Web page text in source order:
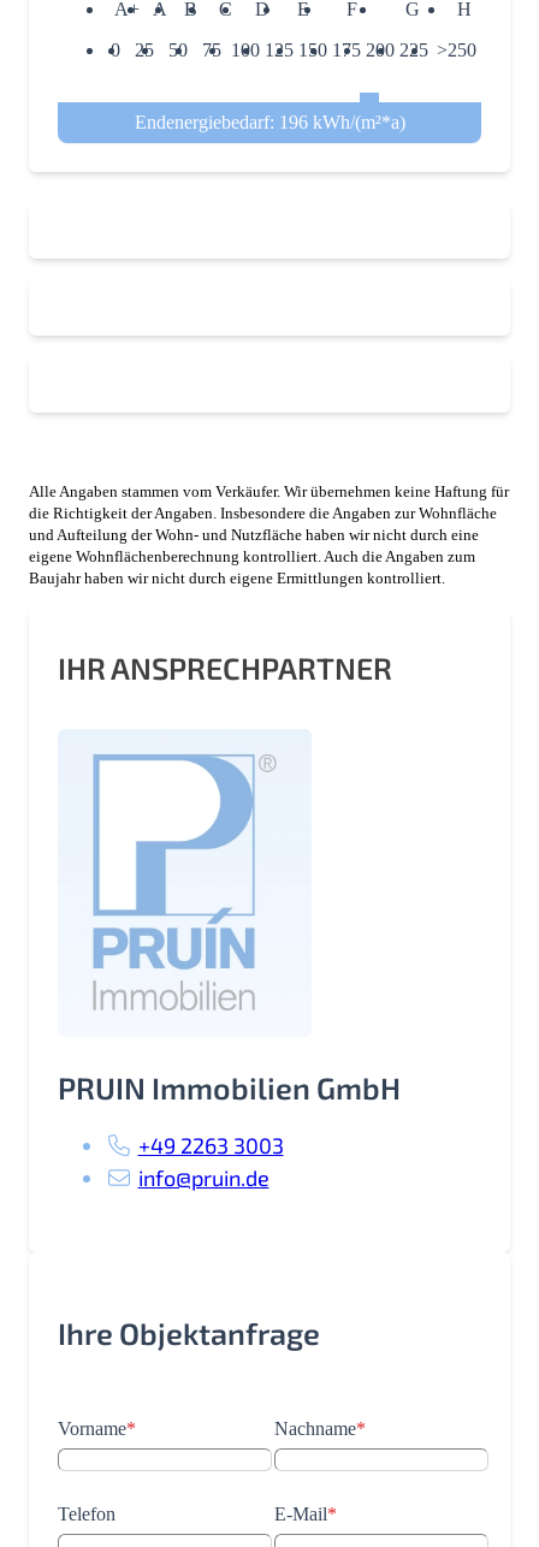
A+ A B C D E F G
H
0
25 50 75 100 125 150 175 200 225 >250
Endenergiebedarf: 196 kWh/(m²*a)
Alle Angaben stammen vom Verkäufer. Wir übernehmen keine Haftung für
die Richtigkeit der Angaben. Insbesondere die Angaben zur Wohnfläche
und Aufteilung der Wohn- und Nutzfläche haben wir nicht durch eine
eigene Wohnflächenberechnung kontrolliert. Auch die Angaben zum
Baujahr haben wir nicht durch eigene Ermittlungen kontrolliert.
IHR ANSPRECHPARTNER
PRUIN Immobilien GmbH
+49 2263 3003
info@pruin.de
Ihre Objektanfrage
Vorname* Nachname*
Telefon E-Mail*